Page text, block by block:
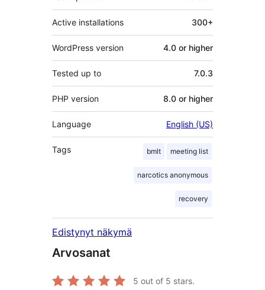
Active installations 300+
WordPress version 4.0 or higher
Tested up to 7.0.3
PHP version 8.0 or higher
Language English (US)
Tags bmlt meeting list
narcotics anonymous
recovery
Edistynyt näkymä
Arvosanat
5 out of 5 stars.